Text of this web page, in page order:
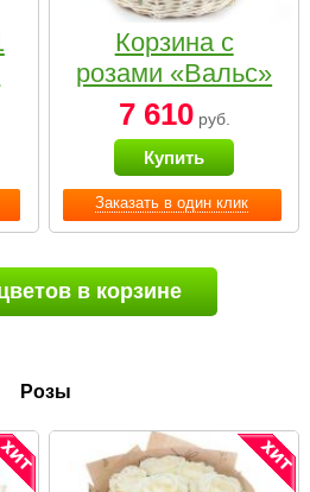
Заказать в один клик
Корзина с
розами «Вальс»
7 610руб.
Купить
в корзине
Розы